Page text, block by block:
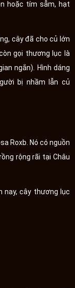
hoặc tím sẫm, hạt
cây đã cho củ lớn
gọi thương lục là
ngắn). Hình dáng
bị nhầm lẫn củ
Roxb. Nó có nguồn
rộng rãi tại Châu
nay, cây thương lục